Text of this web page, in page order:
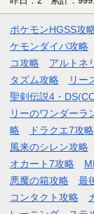
ポケモンHGSS攻
ケモンダイパ攻略
コ攻略
アルトネ
タズム攻略
リー
聖剣伝説4・
リーのワンダーラ
略
ドラクエ7攻略
風来のシレン攻略
オカート7攻略
悪魔の箱攻略
最
コンタクト攻略